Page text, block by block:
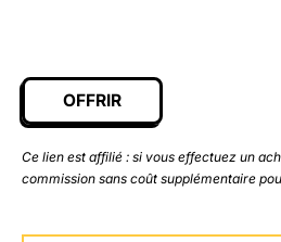
OFFRIR
Ce lien est affilié : si vous effectuez un
commission sans coût supplémentaire